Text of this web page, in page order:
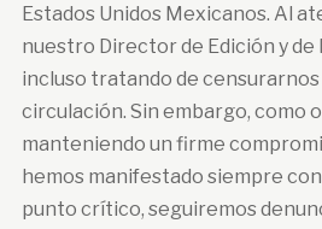
Estados Unidos Mexicanos. Al
nuestro Director de Edición y de
incluso tratando de censurarnos
circulación. Sin embargo, como
manteniendo un firme
hemos manifestado siempre
punto crítico, seguiremos